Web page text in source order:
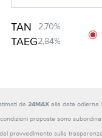
TAN 2,70%
TAEG2,84%
da 24MAXalla data odierna
proposte sono
provvedimento sulla